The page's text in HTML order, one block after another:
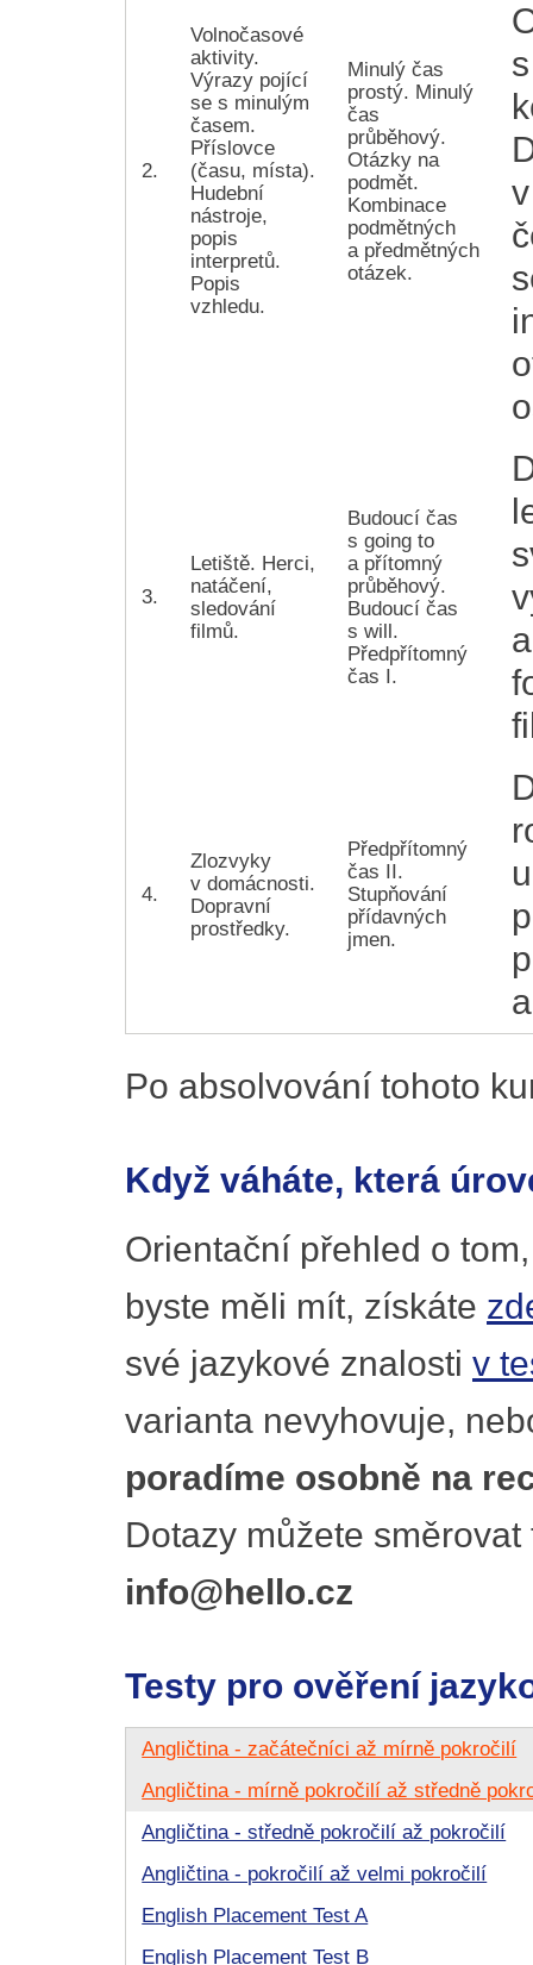
2.
Volnočasové
aktivity.
Výrazy pojící
se s minulým
časem.
Příslovce
(času, místa).
Hudební
nástroje,
popis
interpretů.
Popis
vzhledu.
Minulý čas
prostý. Minulý
čas
průběhový.
Otázky na
podmět.
Kombinace
podmětných
a předmětných
otázek.
3.
Letiště. Herci,
natáčení,
sledování
filmů.
Budoucí čas
s going to
a přítomný
průběhový.
Budoucí čas
s will.
Předpřítomný
čas I.
4.
Zlozvyky
v domácnosti.
Dopravní
prostředky.
Předpřítomný
čas II.
Stupňování
přídavných
jmen.
Po absolvování tohoto
Když váháte, která
Orientační přehled o
byste měli mít, získáte
své jazykové znalosti v
varianta nevyhovuje,
poradíme osobně na
Dotazy můžete
info@hello.cz
Testy pro ověření
Angličtina - začátečníci až mírně pokročilí
Angličtina - mírně pokročilí až středně
Angličtina - středně pokročilí až pokročilí
Angličtina - pokročilí až velmi pokročilí
English Placement Test A
English Placement Test B